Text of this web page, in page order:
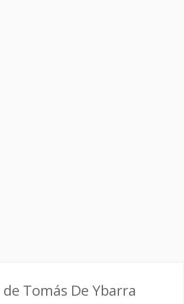
Tomás De Ybarra